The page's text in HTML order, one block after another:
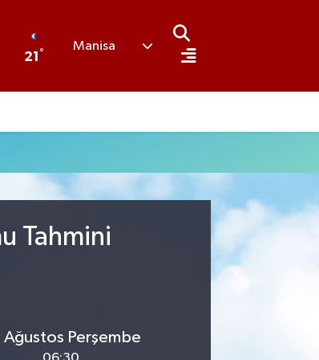
21 °
Manisa
Tahmini
Ağustos Perşembe